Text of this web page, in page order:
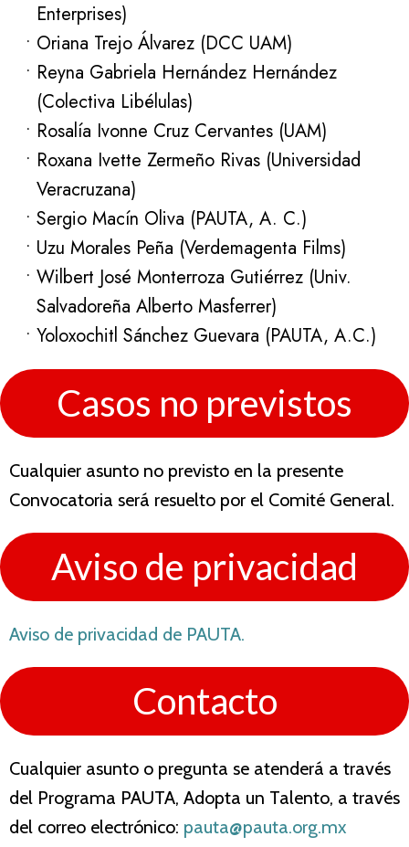
Enterprises)
Oriana Trejo Álvarez (DCC UAM)
Reyna Gabriela Hernández Hernández
(Colectiva Libélulas)
Rosalía Ivonne Cruz Cervantes (UAM)
Roxana Ivette Zermeño Rivas (Universidad
Veracruzana)
Sergio Macín Oliva (PAUTA, A. C.)
Uzu Morales Peña (Verdemagenta Films)
Wilbert José Monterroza Gutiérrez (Univ.
Salvadoreña Alberto Masferrer)
Yoloxochitl Sánchez Guevara (PAUTA, A.C.)
Casos no previstos
Cualquier asunto no previsto en la presente
Convocatoria será resuelto por el Comité General.
Aviso de privacidad
Aviso de privacidad de PAUTA.
Contacto
Cualquier asunto o pregunta se atenderá a través
del Programa PAUTA, Adopta un Talento, a través
del correo electrónico: pauta@pauta.org.mx